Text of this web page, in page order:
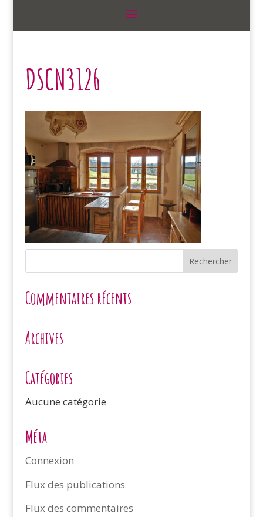
DSCN3126
Commentaires récents
Archives
Catégories
Aucune catégorie
Méta
Connexion
Flux des publications
Flux des commentaires